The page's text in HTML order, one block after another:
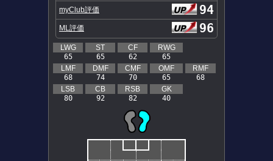
myClub評価 94
ML評価 96
LWG
65
ST
65
CF
62
RWG
65
LMF
68
DMF
74
CMF
70
OMF
65
RMF
68
LSB
80
CB
92
RSB
82
GK
40